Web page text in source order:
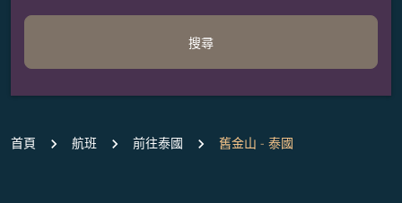
搜尋
首頁 航班 前往泰國 舊金山 - 泰國